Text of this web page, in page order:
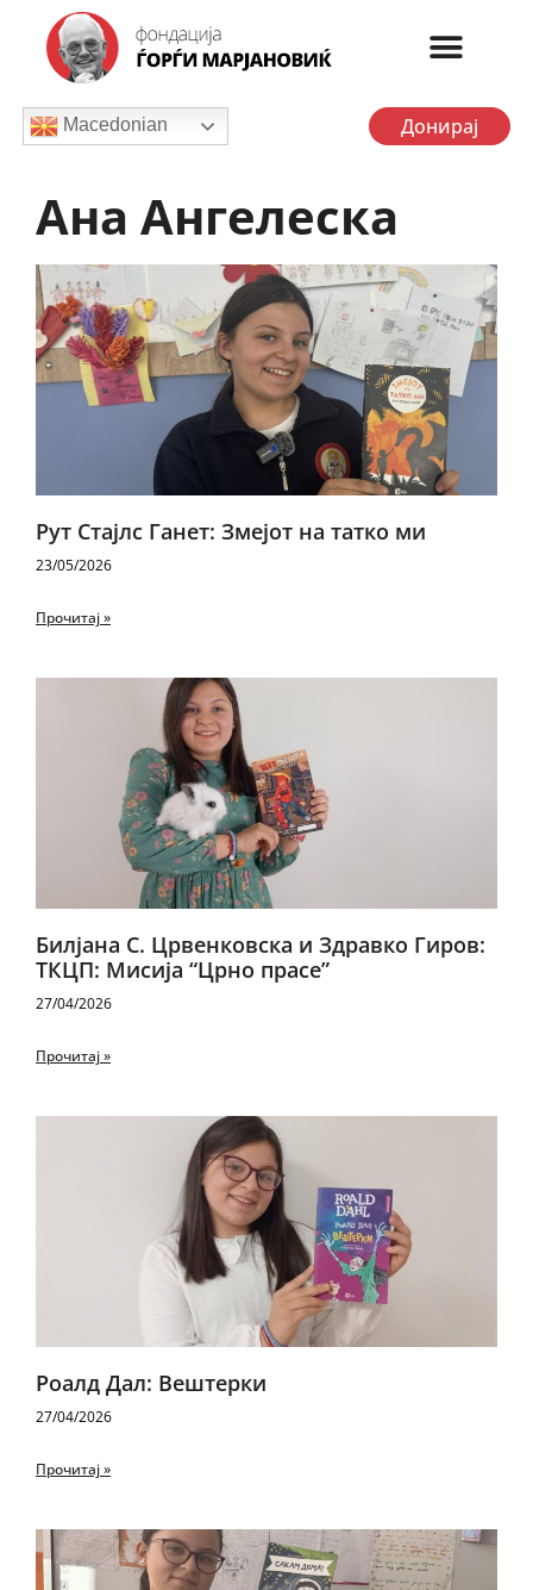
Macedonian Донирај
Ана Ангелеска
Рут Стајлс Ганет: Змејот на татко ми
23/05/2026
Прочитај »
Билјана С. Црвенковска и Здравко Гиров:
ТКЦП: Мисија “Црно прасе”
27/04/2026
Прочитај »
Роалд Дал: Вештерки
27/04/2026
Прочитај »